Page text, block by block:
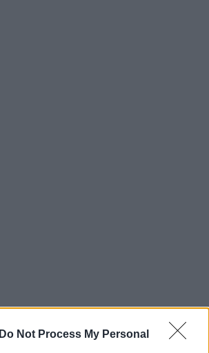
Do Not Process My Personal